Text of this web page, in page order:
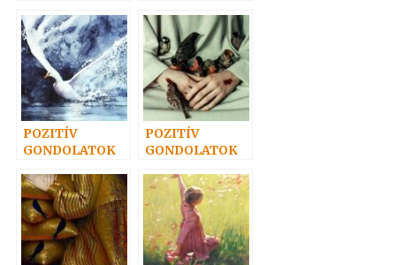
POZITÍV
GONDOLATOK
POZITÍV
GONDOLATOK